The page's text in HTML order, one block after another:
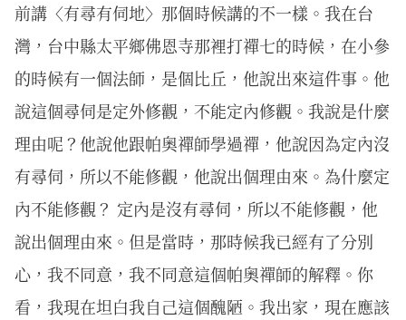
前講〈有尋有伺地〉那個時候講的不一樣。我在台
灣，台中縣太平鄉佛恩寺那裡打禪七的時候，在小參
的時候有一個法師，是個比丘，他說出來這件事。他
說這個尋伺是定外修觀，不能定內修觀。我說是什麼
理由呢？他說他跟帕奧禪師學過禪，他說因為定內沒
有尋伺，所以不能修觀，他說出個理由來。為什麼定
內不能修觀？ 定內是沒有尋伺，所以不能修觀，他
說出個理由來。但是當時，那時候我已經有了分別
心，我不同意，我不同意這個帕奧禪師的解釋。你
看，我現在坦白我自己這個醜陋。我出家，現在應該